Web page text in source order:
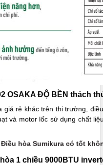
OSAKA ĐỘ BỀN thách
rẻ khác trên thị trường,
và motor lốc sử dụng chất
Điều hòa Sumikura có tốt
1 chiều 9000BTU